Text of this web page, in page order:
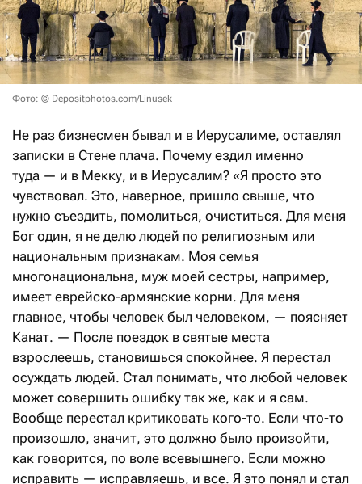
Фото: © Depositphotos.com/Linusek
Не раз бизнесмен бывал и в Иерусалиме, оставлял
записки в Стене плача. Почему ездил именно
туда — и в Мекку, и в Иерусалим? «Я просто это
чувствовал. Это, наверное, пришло свыше, что
нужно съездить, помолиться, очиститься. Для меня
Бог один, я не делю людей по религиозным или
национальным признакам. Моя семья
многонациональна, муж моей сестры, например,
имеет еврейско-армянские корни. Для меня
главное, чтобы человек был человеком, — поясняет
Канат. — После поездок в святые места
взрослеешь, становишься спокойнее. Я перестал
осуждать людей. Стал понимать, что любой человек
может совершить ошибку так же, как и я сам.
Вообще перестал критиковать кого-то. Если что-то
произошло, значит, это должно было произойти,
как говорится, по воле всевышнего. Если можно
исправить — исправляешь, и все. Я это понял и стал